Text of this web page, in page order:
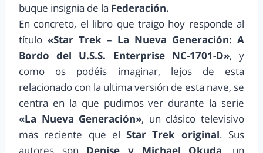
buque insignia de la Federación.
En concreto, el libro que traigo hoy responde al
título «Star Trek – La Nueva Generación: A
Bordo del U.S.S. Enterprise NC-1701-D», y
como os podéis imaginar, lejos de esta
relacionado con la ultima versión de esta nave, se
centra en la que pudimos ver durante la serie
«La Nueva Generación», un clásico televisivo
mas reciente que el Star Trek original. Sus